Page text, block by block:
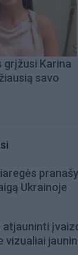
grįžusi Karina
savo
Ukrainoje
atjauninti
vizualiai